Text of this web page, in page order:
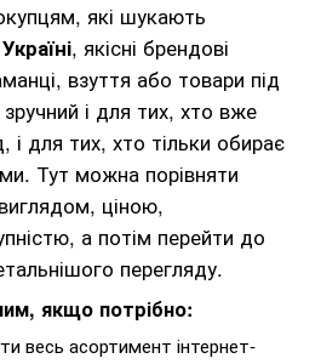
які шукають
, якісні брендові
взуття або товари під
і для тих, хто вже
і для тих, хто тільки обирає
Тут можна порівняти
ціною,
а потім перейти до
перегляду.
якщо потрібно:
весь асортимент інтернет-